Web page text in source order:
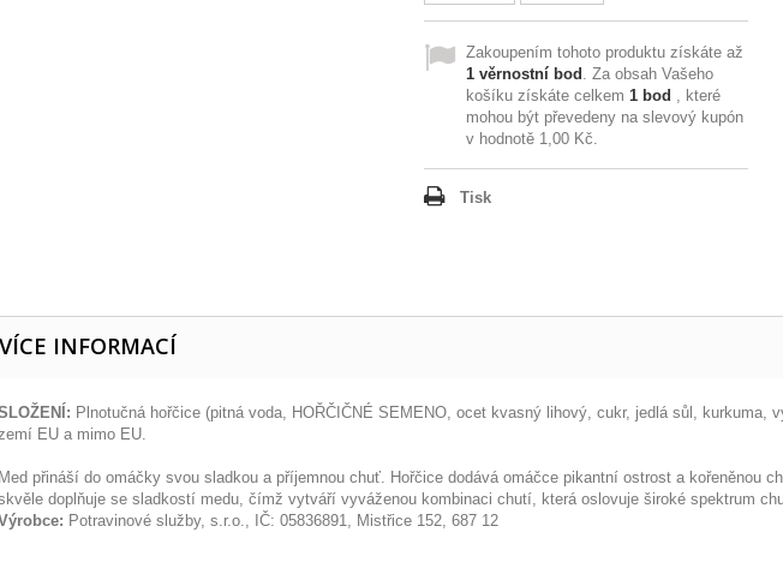
Zakoupením tohoto produktu získáte až
1 věrnostní bod . Za obsah Vašeho
košíku získáte celkem 1 bod , které
mohou být převedeny na slevový kupón
v hodnotě 1,00 Kč.
Tisk
VÍCE INFORMACÍ
Plnotučná hořčice (pitná voda, HOŘČIČNÉ SEMENO, ocet kvasný lihový, cukr, jedlá sůl, kurkuma,
EU a mimo EU.
Med přináší do omáčky svou sladkou a příjemnou chuť. Hořčice dodává omáčce pikantní ostrost a kořeněnou
doplňuje se sladkostí medu, čímž vytváří vyváženou kombinaci chutí, která oslovuje široké spektrum
Potravinové služby, s.r.o., IČ: 05836891, Mistřice 152, 687 12